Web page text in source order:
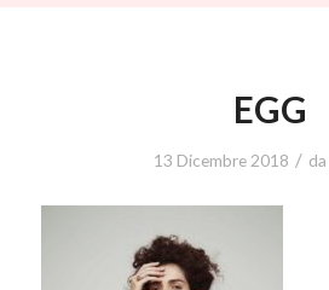
EGG
13 Dicembre 2018 / da